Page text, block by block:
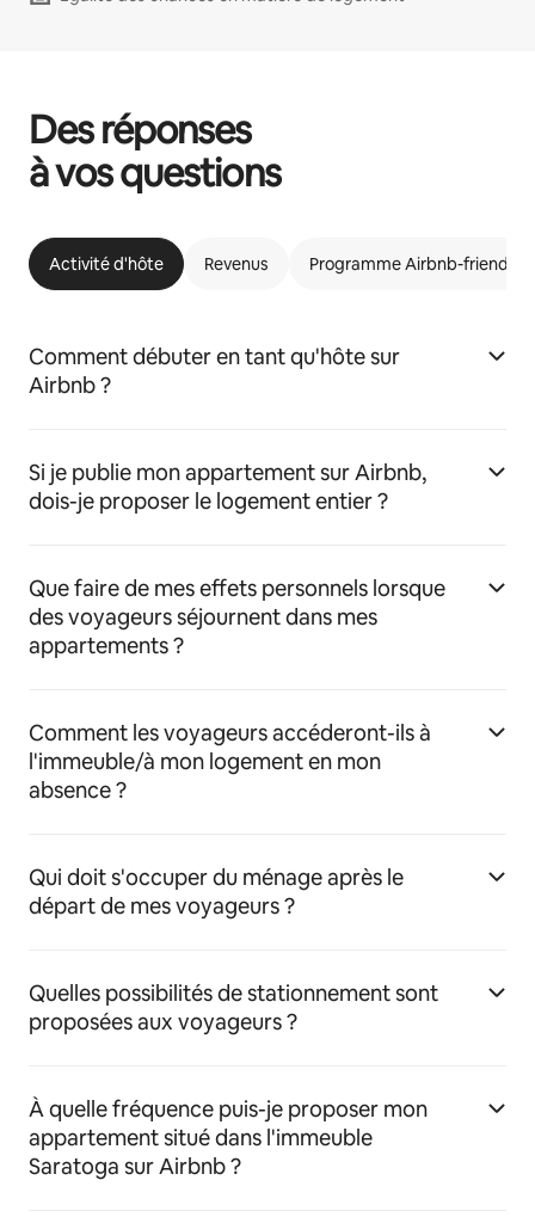
Des réponses
à vos questions
Activité d'hôte Revenus Programme Airbnb-friendly
Comment débuter en tant qu'hôte sur
Airbnb ?
Si je publie mon appartement sur Airbnb,
dois-je proposer le logement entier ?
Que faire de mes effets personnels lorsque
des voyageurs séjournent dans mes
appartements ?
Comment les voyageurs accéderont-ils à
l'immeuble/à mon logement en mon
absence ?
Qui doit s'occuper du ménage après le
départ de mes voyageurs ?
Quelles possibilités de stationnement sont
proposées aux voyageurs ?
À quelle fréquence puis-je proposer mon
appartement situé dans l'immeuble
Saratoga sur Airbnb ?